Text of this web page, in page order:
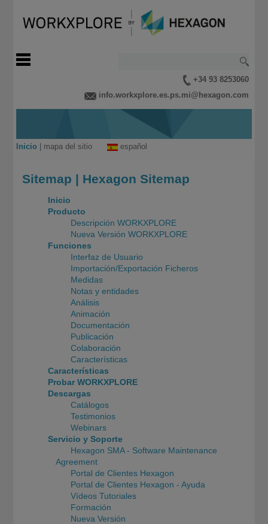
+34 93 8253060
info.workxplore.es.ps.mi@hexagon.com
Inicio| mapa del sitio español
Sitemap | Hexagon Sitemap
Inicio
Producto
Descripción WORKXPLORE
Nueva Versión WORKXPLORE
Funciones
Interfaz de Usuario
Importación/Exportación Ficheros
Medidas
Notas y entidades
Análisis
Animación
Documentación
Publicación
Colaboración
Características
Características
Probar WORKXPLORE
Descargas
Catálogos
Testimonios
Webinars
Servicio y Soporte
Hexagon SMA - Software Maintenance
Agreement
Portal de Clientes Hexagon
Portal de Clientes Hexagon - Ayuda
Vídeos Tutoriales
Formación
Nueva Versión